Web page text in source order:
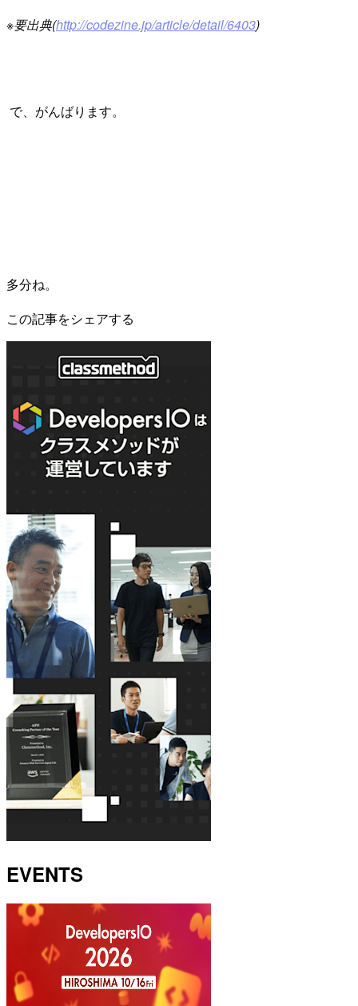
※要出典(http://codezine.jp/article/detail/6403)
で、がんばります。
多分ね。
この記事をシェアする
EVENTS